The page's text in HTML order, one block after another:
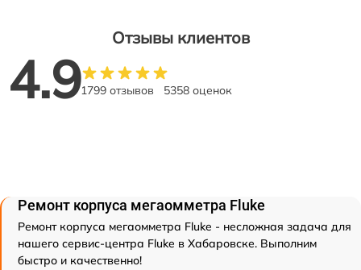
Отзывы клиентов
4.91799 отзывов 5358 оценок
Ремонт корпуса мегаомметра Fluke
Ремонт корпуса мегаомметра Fluke - несложная задача для
нашего сервис-центра Fluke в Хабаровске. Выполним
быстро и качественно!